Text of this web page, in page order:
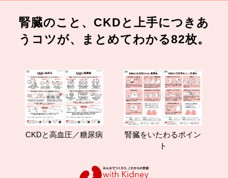
腎臓のこと、CKDと上手につきあ
うコツが、まとめてわかる82枚。
CKDと高血圧／糖尿病
腎臓をいたわるポイン